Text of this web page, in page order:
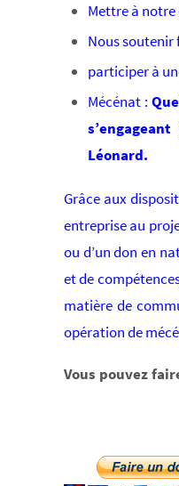
Mettre à
Nous soutenir
participer à
Mécénat :
Léonard.
Grâce aux
entreprise au
ou d’un don en
et de
matière de
opération de
Vous pouvez